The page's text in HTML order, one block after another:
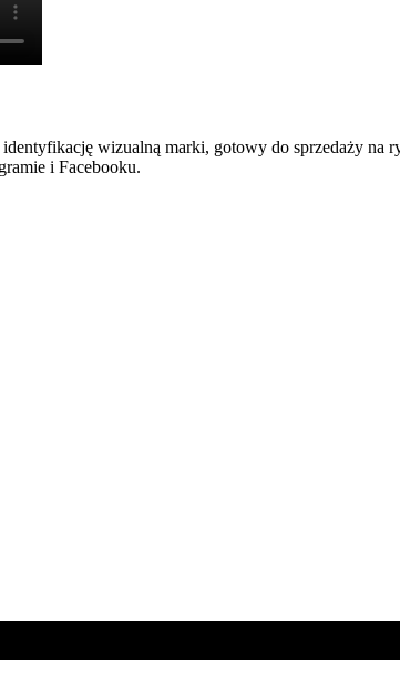
wizualną marki, gotowy do sprzedaży
i Facebooku.